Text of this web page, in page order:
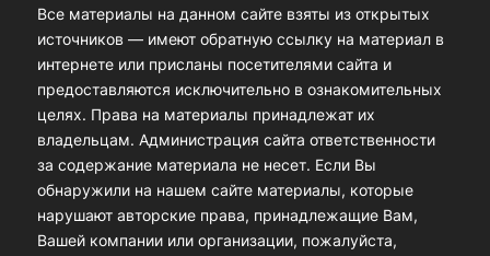
Все материалы на данном сайте взяты из открытых
источников — имеют обратную ссылку на материал в
интернете или присланы посетителями сайта и
предоставляются исключительно в ознакомительных
целях. Права на материалы принадлежат их
владельцам. Администрация сайта ответственности
за содержание материала не несет. Если Вы
обнаружили на нашем сайте материалы, которые
нарушают авторские права, принадлежащие Вам,
Вашей компании или организации, пожалуйста,